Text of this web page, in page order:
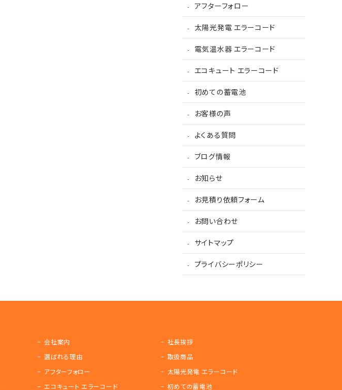
アフターフォロー
太陽光発電 エラーコード
電気温水器 エラーコード
エコキュート エラーコード
初めての蓄電池
お客様の声
よくある質問
ブログ情報
お知らせ
お見積り依頼フォーム
お問い合わせ
サイトマップ
プライバシーポリシー
会社案内
社長挨拶
選ばれる理由
取扱商品
アフターフォロー
太陽光発電 エラーコード
エコキュート エラーコード
初めての蓄電池